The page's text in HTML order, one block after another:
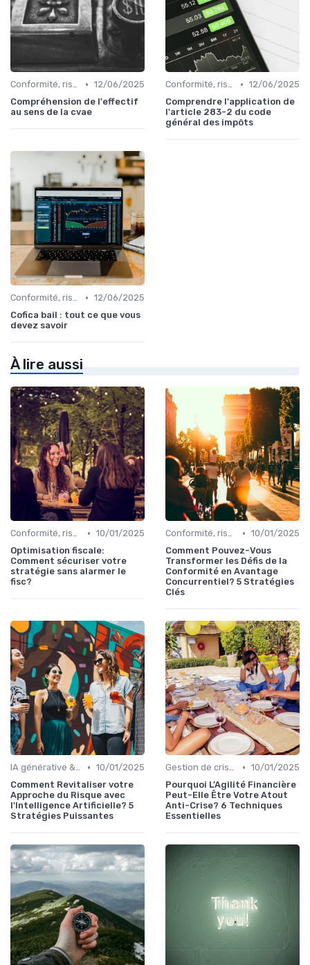
Conformité, risques & réglementation • 12/06/2025
Compréhension de l'effectif
au sens de la cvae
Conformité, risques & réglementation • 12/06/2025
Comprendre l'application de
l'article 283-2 du code
général des impôts
Conformité, risques & réglementation • 12/06/2025
Cofica bail : tout ce que vous
devez savoir
À lire aussi
Conformité, risques & réglementation • 10/01/2025
Optimisation fiscale:
Comment sécuriser votre
stratégie sans alarmer le
fisc?
Conformité, risques & réglementation • 10/01/2025
Comment Pouvez-Vous
Transformer les Défis de la
Conformité en Avantage
Concurrentiel? 5 Stratégies
Clés
IA générative & futur du CFO • 10/01/2025
Comment Revitaliser votre
Approche du Risque avec
l'Intelligence Artificielle? 5
Stratégies Puissantes
Gestion de crise & résilience financière • 10/01/2025
Pourquoi L’Agilité Financière
Peut-Elle Être Votre Atout
Anti-Crise? 6 Techniques
Essentielles